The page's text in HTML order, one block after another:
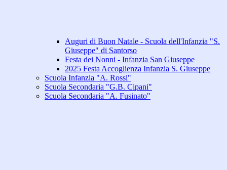
Auguri di Buon Natale - Scuola dell'Infanzia "S.
Giuseppe" di Santorso
Festa dei Nonni - Infanzia San Giuseppe
2025 Festa Accoglienza Infanzia S. Giuseppe
Scuola Infanzia "A. Rossi"
Scuola Secondaria "G.B. Cipani"
Scuola Secondaria "A. Fusinato"